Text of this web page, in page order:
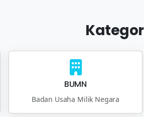
BUMN
Badan Usaha Milik Negara